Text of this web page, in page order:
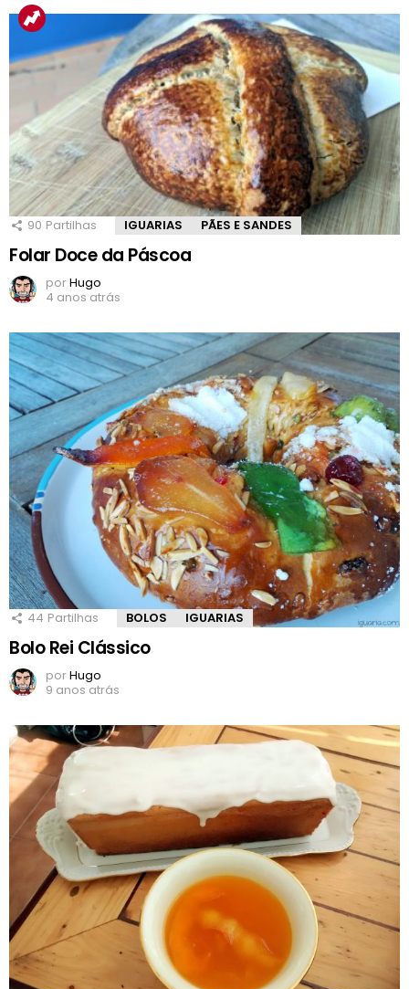
90 Partilhas IGUARIAS PÃES E SANDES
Folar Doce da Páscoa
porHugo
4 anos atrás
44 Partilhas BOLOS IGUARIAS
Bolo Rei Clássico
porHugo
9 anos atrás